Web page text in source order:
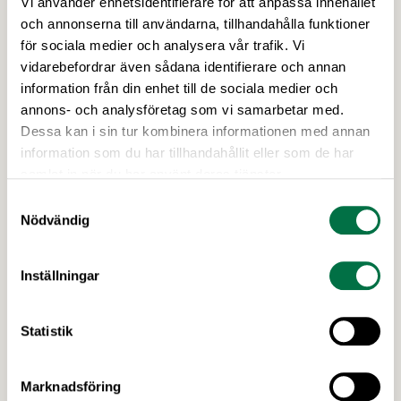
och annonserna till användarna, tillhandahålla funktioner
för sociala medier och analysera vår trafik. Vi
vidarebefordrar även sådana identifierare och annan
information från din enhet till de sociala medier och
annons- och analysföretag som vi samarbetar med.
Dessa kan i sin tur kombinera informationen med annan
information som du har tillhandahållit eller som de har
Nödvändig
Inställningar
Statistik
Marknadsföring
Fem snabba frågor till Sveriges nya
lantbruksråd i Sydkorea –
Livsmedelsföretagen
22 APRIL 2026
Regeringen tillsatte nyligen två nya lantbruksråd
för att stärka den svenska livsmedelsexporten.
Men vad gör ett lantbruksråd egentligen, och
lantbruksrådet Mattias Dec för att få reda på mer.
Syftet med regeringens lantbruksråd är att främja
svensk livsmedelsexport, stärka handelsrelationer
och bevaka …